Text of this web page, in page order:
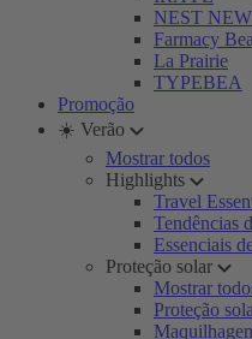
NEST
Farmacy
La Prairie
TYPEBEA
Promoção
☀️ Verão
Mostrar todos
Highlights
Travel
Tendências
Essenciais
Proteção solar
Mostrar
Proteção